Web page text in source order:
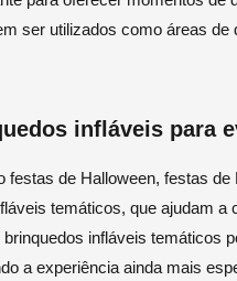
ser utilizados como áreas
infláveis para
festas de Halloween, festas
temáticos, que ajudam
infláveis temáticos
a experiência ainda mais